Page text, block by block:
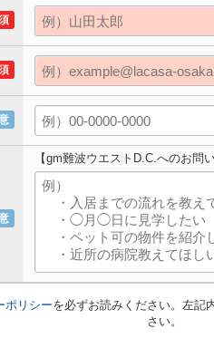
【gm難波ウエストD.C.へのお問
ポリシーを必ずお読みください。左記
さい。